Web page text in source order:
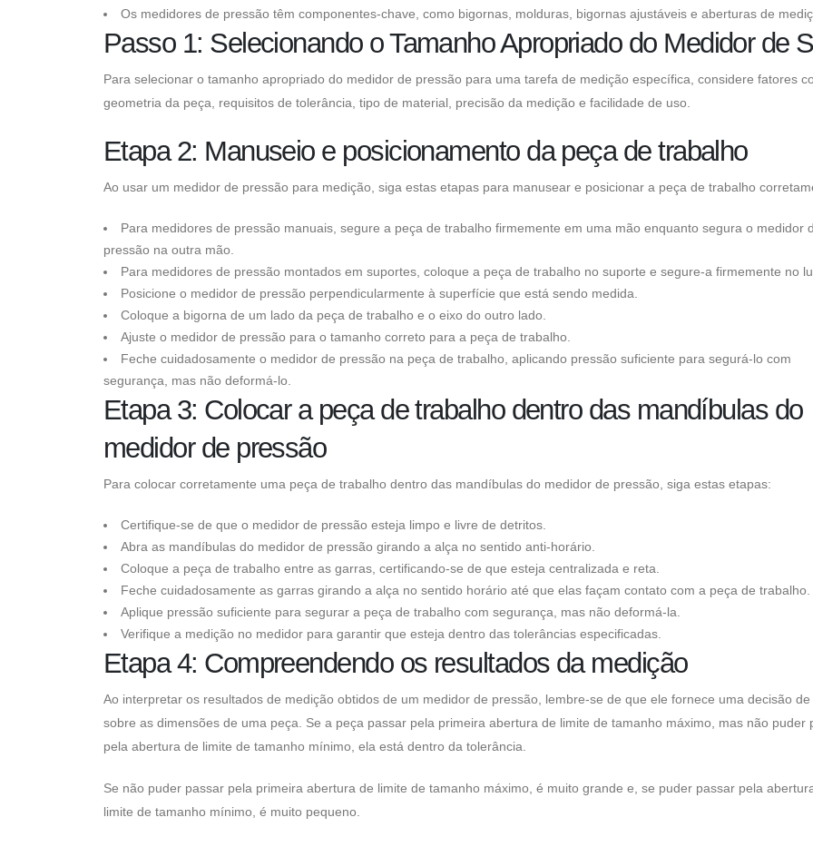
Os medidores de pressão têm componentes-chave, como bigornas, molduras, bigornas ajustáveis ​​e aberturas de
Passo 1: Selecionando o Tamanho Apropriado do Medidor de
Para selecionar o tamanho apropriado do medidor de pressão para uma tarefa de medição específica, considere fatores
geometria da peça, requisitos de tolerância, tipo de material, precisão da medição e facilidade de uso.
Etapa 2: Manuseio e posicionamento da peça de trabalho
Ao usar um medidor de pressão para medição, siga estas etapas para manusear e posicionar a peça de trabalho
Para medidores de pressão manuais, segure a peça de trabalho firmemente em uma mão enquanto segura o medidor
pressão na outra mão.
Para medidores de pressão montados em suportes, coloque a peça de trabalho no suporte e segure-a firmemente no
Posicione o medidor de pressão perpendicularmente à superfície que está sendo medida.
Coloque a bigorna de um lado da peça de trabalho e o eixo do outro lado.
Ajuste o medidor de pressão para o tamanho correto para a peça de trabalho.
Feche cuidadosamente o medidor de pressão na peça de trabalho, aplicando pressão suficiente para segurá-lo com
segurança, mas não deformá-lo.
Etapa 3: Colocar a peça de trabalho dentro das mandíbulas do
medidor de pressão
Para colocar corretamente uma peça de trabalho dentro das mandíbulas do medidor de pressão, siga estas etapas:
Certifique-se de que o medidor de pressão esteja limpo e livre de detritos.
Abra as mandíbulas do medidor de pressão girando a alça no sentido anti-horário.
Coloque a peça de trabalho entre as garras, certificando-se de que esteja centralizada e reta.
Feche cuidadosamente as garras girando a alça no sentido horário até que elas façam contato com a peça de trabalho.
Aplique pressão suficiente para segurar a peça de trabalho com segurança, mas não deformá-la.
Verifique a medição no medidor para garantir que esteja dentro das tolerâncias especificadas.
Etapa 4: Compreendendo os resultados da medição
Ao interpretar os resultados de medição obtidos de um medidor de pressão, lembre-se de que ele fornece uma decisão
sobre as dimensões de uma peça. Se a peça passar pela primeira abertura de limite de tamanho máximo, mas não puder
pela abertura de limite de tamanho mínimo, ela está dentro da tolerância.
Se não puder passar pela primeira abertura de limite de tamanho máximo, é muito grande e, se puder passar pela
limite de tamanho mínimo, é muito pequeno.